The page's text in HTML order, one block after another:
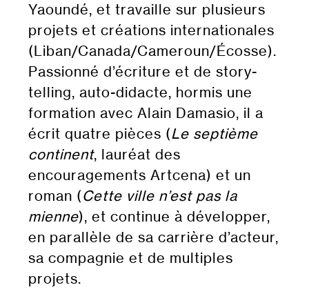
Yaoundé, et travaille sur plusieurs
projets et créations internationales
(Liban/Canada/Cameroun/Écosse).
Passionné d’écriture et de story-
telling, auto-didacte, hormis une
formation avec Alain Damasio, il a
écrit quatre pièces (Le septième
continent, lauréat des
encouragements Artcena) et un
roman (Cette ville n’est pas la
mienne), et continue à développer,
en parallèle de sa carrière d’acteur,
sa compagnie et de multiples
projets.